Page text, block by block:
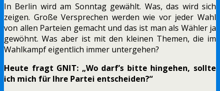
In Berlin wird am Sonntag gewählt. Was, das wird sich
zeigen. Große Versprechen werden wie vor jeder Wahl
von allen Parteien gemacht und das ist man als Wähler ja
gewöhnt. Was aber ist mit den kleinen Themen, die im
Wahlkampf eigentlich immer untergehen?
Heute fragt GNIT: „Wo darf’s bitte hingehen, sollte
ich mich für Ihre Partei entscheiden?“